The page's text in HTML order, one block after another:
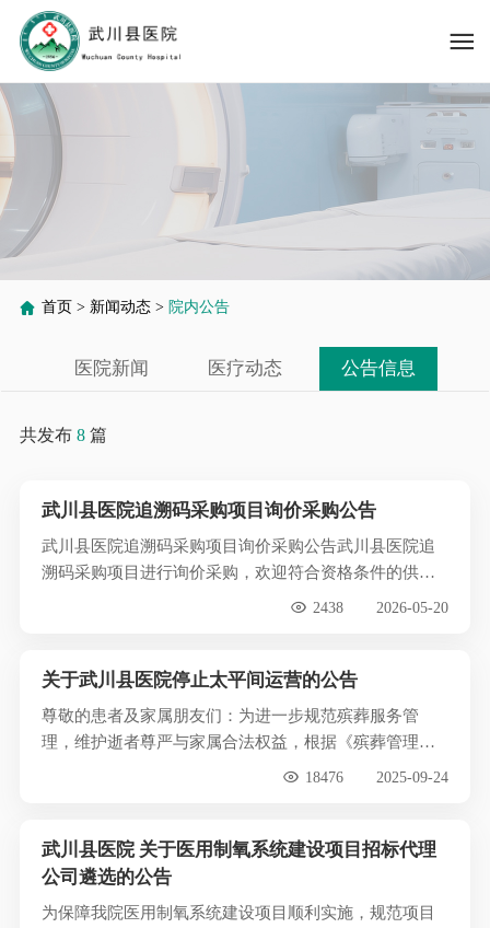
首页 > 新闻动态> 院内公告
医院新闻 医疗动态 公告信息
共发布 8篇
武川县医院追溯码采购项目询价采购公告
武川县医院追溯码采购项目询价采购公告武川县医院追
溯码采购项目进行询价采购，欢迎符合资格条件的供应
2438 2026-05-20
关于武川县医院停止太平间运营的公告
尊敬的患者及家属朋友们：为进一步规范殡葬服务管
理，维护逝者尊严与家属合法权益，根据《殡葬管理条
18476 2025-09-24
武川县医院 关于医用制氧系统建设项目招标代理
公司遴选的公告
为保障我院医用制氧系统建设项目顺利实施，规范项目